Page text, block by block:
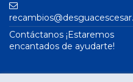
Contáctanos ¡Estaremos
encantados de ayudarte!